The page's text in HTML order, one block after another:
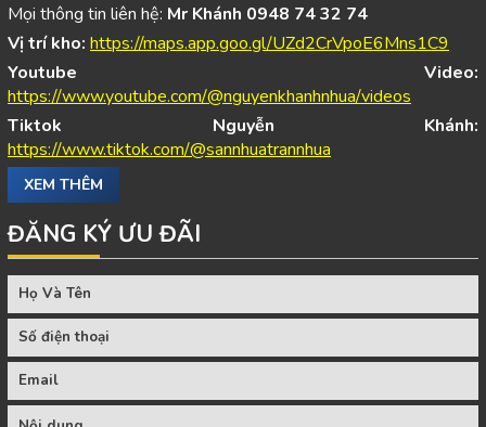
Mọi thông tin liên hệ: Mr Khánh 0948 74 32 74
Vị trí kho: https://maps.app.goo.gl/UZd2CrVpoE6Mns1C9
Youtube Video:
https://www.youtube.com/@nguyenkhanhnhua/videos
Tiktok Nguyễn Khánh:
https://www.tiktok.com/@sannhuatrannhua
XEM THÊM
ĐĂNG KÝ ƯU ĐÃI